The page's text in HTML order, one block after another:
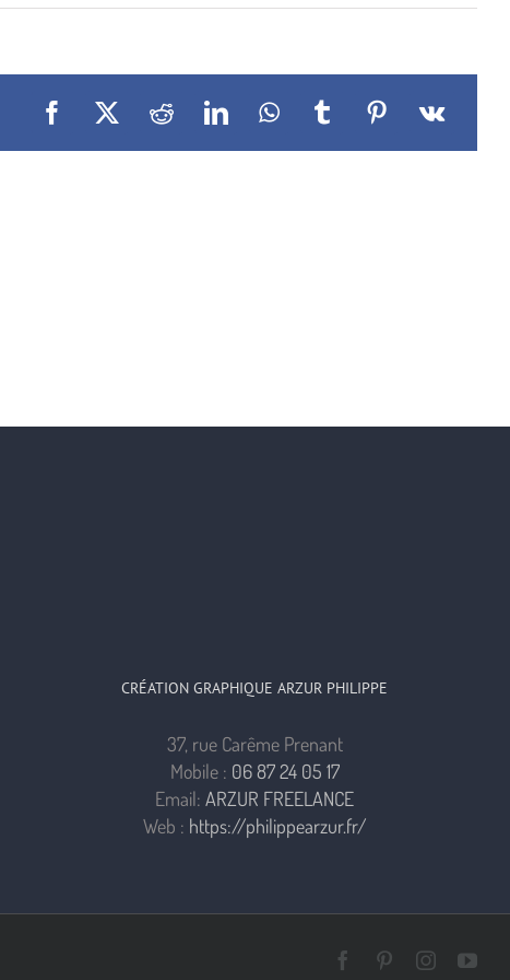
Facebook
X RedditLinkedInWhatsApp
TumblrPinterest
Vk
CRÉATION GRAPHIQUE ARZUR PHILIPPE
37, rue Carême Prenant
Mobile : 06 87 24 05 17
Email: ARZUR FREELANCE
Web : https://philippearzur.fr/
FacebookPinterest